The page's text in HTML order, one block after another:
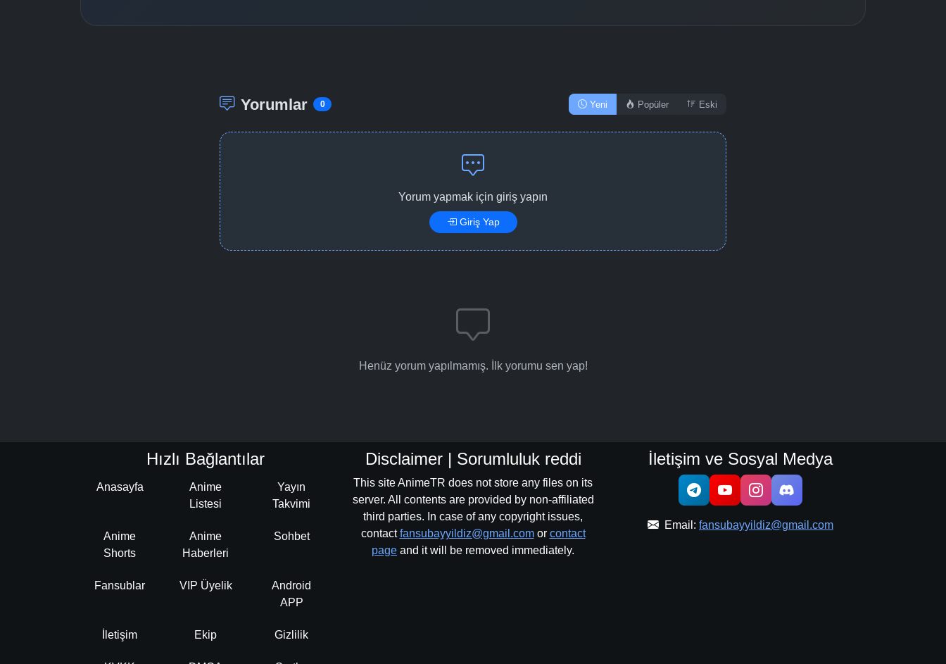
Detaylar
Bölüm No: 17 Detaylar
Bölüm No: 19
Bölüm No: 22 Detaylar İzle
Bölüm No: 23 Detaylar İzle
Yorumlar 0 Yeni Popüler Eski
Yorum yapmak için giriş yapın
Giriş Yap
Henüz yorum yapılmamış. İlk yorumu sen yap!
Hızlı Bağlantılar
Anasayfa
Anime
Listesi
Yayın
Takvimi
Anime
Shorts
Anime
Haberleri
Sohbet
Fansublar VIP Üyelik
Android
APP
İletişim Ekip Gizlilik
Disclaimer | Sorumluluk reddi
This site AnimeTR does not store any files on its
server. All contents are provided by non-affiliated
third parties. In case of any copyright issues,
contactfansubayyildiz@gmail.comor contact
page and it will be removed immediately.
İletişim ve Sosyal Medya
Email: fansubayyildiz@gmail.com